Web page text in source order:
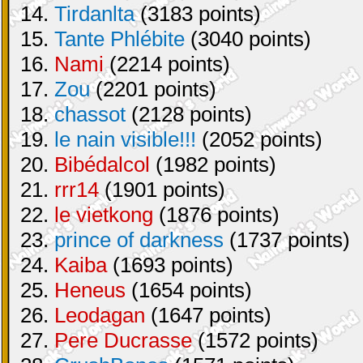
14. Tirdanlta(3183 points)
15. Tante Phlébite (3040 points)
16. Nami(2214 points)
17. Zou(2201 points)
18.chassot (2128 points)
19. le nain visible!!! (2052 points)
20. Bibédalcol (1982 points)
21. rrr14(1901 points)
22. le vietkong (1876 points)
23.prince of darkness (1737 points)
24. Kaiba(1693 points)
25. Heneus (1654 points)
26. Leodagan (1647 points)
27. Pere Ducrasse(1572 points)